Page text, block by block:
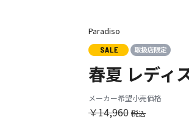
Paradiso
春夏 レディ
メーカー希望小売価格
￥14,960